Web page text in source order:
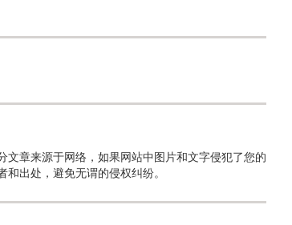
文章来源于网络，如果网站中图片和文字侵犯了您的
出处，避免无谓的侵权纠纷。